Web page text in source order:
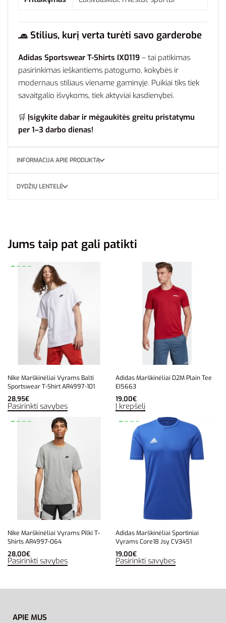
🧢 Stilius, kurį verta turėti savo garderobe
Adidas Sportswear T-Shirts IX0119 – tai patikimas
pasirinkimas ieškantiems patogumo, kokybės ir
modernaus stiliaus viename gaminyje. Puikiai tiks tiek
savaitgalio išvykoms, tiek aktyviai kasdienybei.
🛒 Įsigykite dabar ir mėgaukitės greitu pristatymu
per 1–3 darbo dienas!
INFORMACIJA APIE PRODUKTĄ
DYDŽIŲ LENTELĖ
Jums taip pat gali patikti
Nike Marškinėliai Vyrams Balti
Sportswear T-Shirt AR4997-101
28,95€
Pasirinkti savybes
Adidas Marškinėliai D2M Plain Tee
EI5663
19,00€
Į krepšelį
Nike Marškinėliai Vyrams Pilki T-
Shirts AR4997-064
28,00€
Pasirinkti savybes
Adidas Marškinėliai Sportiniai
Vyrams Core18 Jsy CV3451
19,00€
Pasirinkti savybes
APIE MUS